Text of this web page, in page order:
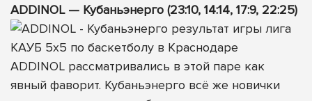
ADDINOL — Кубаньэнерго (23:10, 14:14, 17:9, 22:25)
ADDINOL рассматривались в этой паре как
явный фаворит. Кубаньэнерго всё же новички